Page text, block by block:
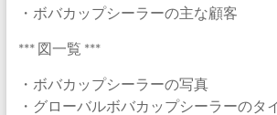
・ボバカップシーラーの主な顧客
*** 図一覧 ***
・ボバカップシーラーの写真
・グローバルボバカップシーラーのタ